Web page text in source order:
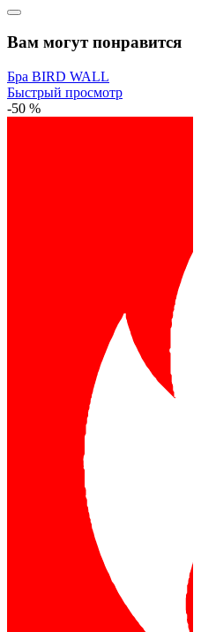
Вам могут понравится
Бра BIRD WALL
Быстрый просмотр
-50 %